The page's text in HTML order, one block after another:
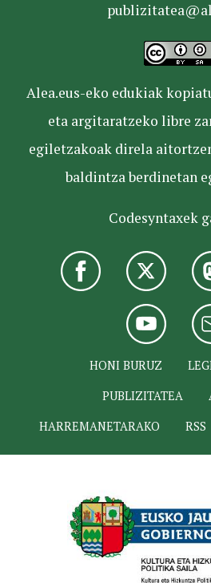
Alea.eus-eko edukiak
eta argitaratzeko libre
egiletzakoak direla
baldintza berdinetan
Codesyntaxek
HONI BURUZ
PUBLIZITATEA
HARREMANETARAKO
RSS